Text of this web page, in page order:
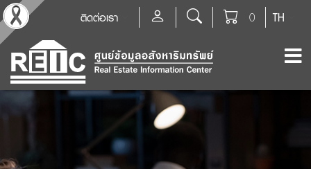
TH
0
ติดต่อเรา